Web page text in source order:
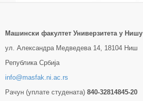
Машински факултет Универзитетa у Нишу
ул. Александра Медведева 14, 18104 Ниш
Република Србија
info@masfak.ni.ac.rs
Рачун (уплате студената) 840-32814845-20